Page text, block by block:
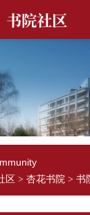
书院社区
区 > 杏花书院 > 书